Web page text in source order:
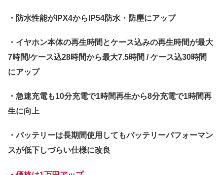
・防水性能がIPX4からIP54防水・防塵にアップ
・イヤホン本体の再生時間とケース込みの再生時間が最大
7時間/ケース込28時間から最大7.5時間 / ケース込30時間
にアップ
・急速充電も10分充電で1時間再生から8分充電で1時間再
生に向上
・バッテリーは長期間使用してもバッテリーパフォーマン
スが低下しづらい仕様に改良